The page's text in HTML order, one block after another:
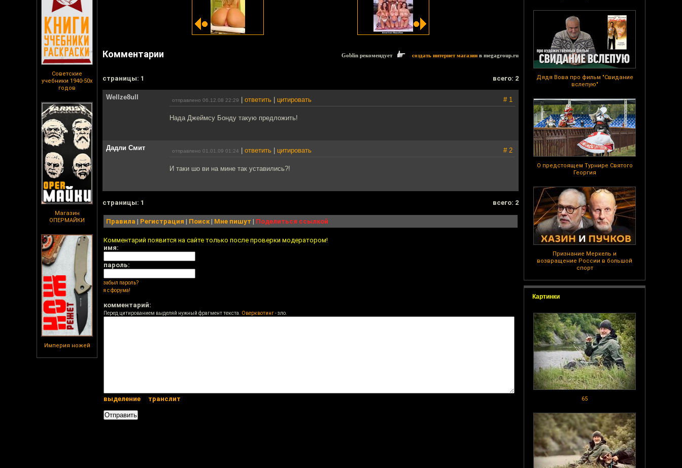
Советские
учебники 1940-50х
годов
Магазин
ОПЕРМАЙКИ
Империя ножей
Дядя Вова про фильм "Свидание
вслепую"
О предстоящем Турнире Святого
Георгия
Признание Меркель и
возвращение России в большой
спорт
Картинки
65
Комментарии Goblin рекомендует создать интернет магазин в megagroup.ru
cтраницы: 1 всего: 2
Wellze8ull отправлено 06.12.08 22:29 ответить цитировать # 1
Нада Джеймсу Бонду такую предложить!
Дадли Смит отправлено 01.01.09 01:24 ответить цитировать # 2
И таки шо ви на мине так уставились?!
cтраницы: 1 всего: 2
Правила | Регистрация | Поиск| Мне пишут | Поделиться ссылкой
Комментарий появится на сайте только после проверки модератором!
имя:
пароль:
забыл пароль?
я с форума!
комментарий:
Перед цитированием выделяй нужный фрагмент текста. Оверквотинг- зло.
выделение транслит